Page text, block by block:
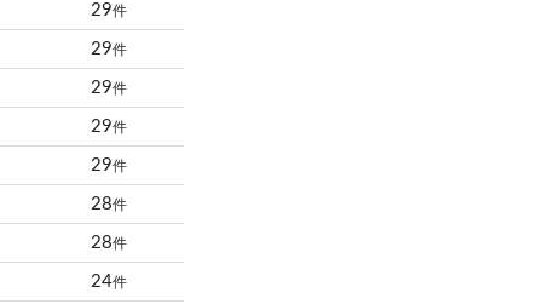
29件
29件
29件
29件
29件
28件
28件
24件